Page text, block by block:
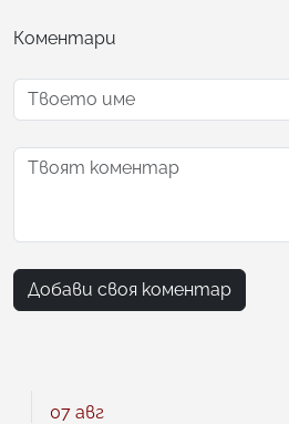
Коментари
Добави своя коментар
07 авг